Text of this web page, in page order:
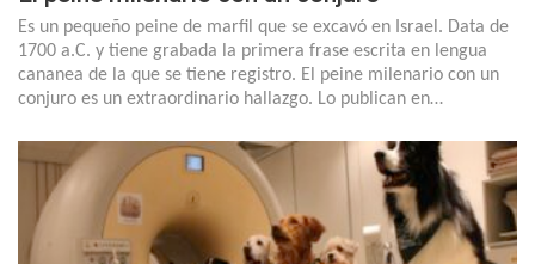
Es un pequeño peine de marfil que se excavó en Israel. Data de
1700 a.C. y tiene grabada la primera frase escrita en lengua
cananea de la que se tiene registro. El peine milenario con un
conjuro es un extraordinario hallazgo. Lo publican en…